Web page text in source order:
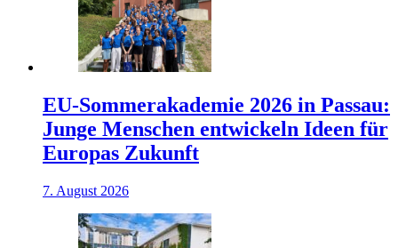
EU-Sommerakademie 2026 in Passau:
Junge Menschen entwickeln Ideen für
Europas Zukunft
7. August 2026